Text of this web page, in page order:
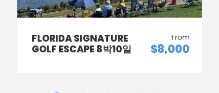
FLORIDA SIGNATURE
GOLF ESCAPE 8박10일
From
$8,000